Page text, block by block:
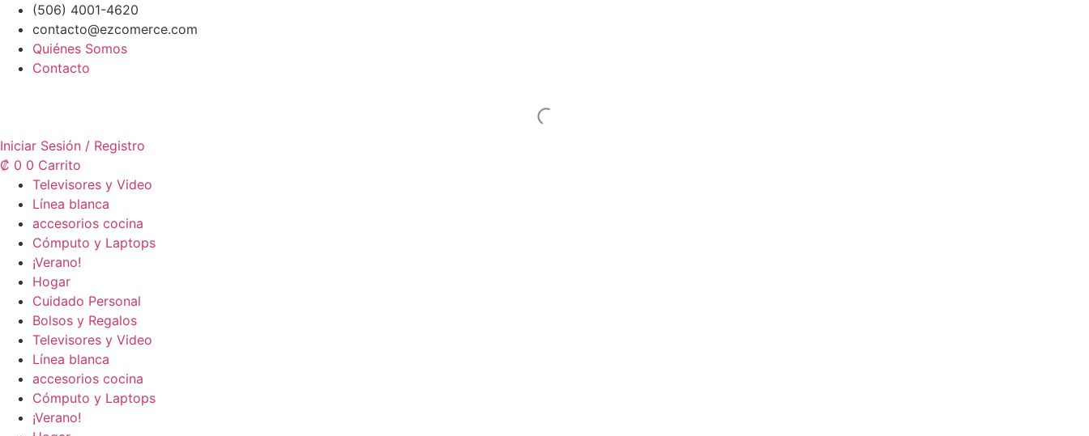
contenido
(506) 4001-4620
contacto@ezcomerce.com
Quiénes Somos
Contacto
Iniciar Sesión / Registro
₡ 0 0 Carrito
Televisores y Video
Línea blanca
accesorios cocina
Cómputo y Laptops
¡Verano!
Hogar
Cuidado Personal
Bolsos y Regalos
Televisores y Video
Línea blanca
accesorios cocina
Cómputo y Laptops
¡Verano!